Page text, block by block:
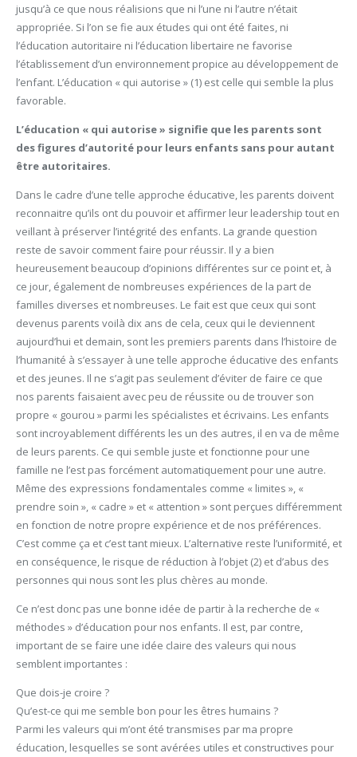
jusqu’à ce que nous réalisions que ni l’une ni l’autre n’était
appropriée. Si l’on se fie aux études qui ont été faites, ni
l’éducation autoritaire ni l’éducation libertaire ne favorise
l’établissement d’un environnement propice au développement de
l’enfant. L’éducation « qui autorise » (1) est celle qui semble la plus
favorable.
L’éducation « qui autorise » signifie que les parents sont
des figures d’autorité pour leurs enfants sans pour autant
être autoritaires.
Dans le cadre d’une telle approche éducative, les parents doivent
reconnaitre qu’ils ont du pouvoir et affirmer leur leadership tout en
veillant à préserver l’intégrité des enfants. La grande question
reste de savoir comment faire pour réussir. Il y a bien
heureusement beaucoup d’opinions différentes sur ce point et, à
ce jour, également de nombreuses expériences de la part de
familles diverses et nombreuses. Le fait est que ceux qui sont
devenus parents voilà dix ans de cela, ceux qui le deviennent
aujourd’hui et demain, sont les premiers parents dans l’histoire de
l’humanité à s’essayer à une telle approche éducative des enfants
et des jeunes. Il ne s’agit pas seulement d’éviter de faire ce que
nos parents faisaient avec peu de réussite ou de trouver son
propre « gourou » parmi les spécialistes et écrivains. Les enfants
sont incroyablement différents les un des autres, il en va de même
de leurs parents. Ce qui semble juste et fonctionne pour une
famille ne l’est pas forcément automatiquement pour une autre.
Même des expressions fondamentales comme « limites », «
prendre soin », « cadre » et « attention » sont perçues différemment
en fonction de notre propre expérience et de nos préférences.
C’est comme ça et c’est tant mieux. L’alternative reste l’uniformité, et
en conséquence, le risque de réduction à l’objet (2) et d’abus des
personnes qui nous sont les plus chères au monde.
Ce n’est donc pas une bonne idée de partir à la recherche de «
méthodes » d’éducation pour nos enfants. Il est, par contre,
important de se faire une idée claire des valeurs qui nous
semblent importantes :
Que dois-je croire ?
Qu’est-ce qui me semble bon pour les êtres humains ?
Parmi les valeurs qui m’ont été transmises par ma propre
éducation, lesquelles se sont avérées utiles et constructives pour